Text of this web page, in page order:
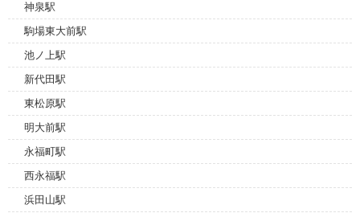
神泉駅
駒場東大前駅
池ノ上駅
新代田駅
東松原駅
明大前駅
永福町駅
西永福駅
浜田山駅